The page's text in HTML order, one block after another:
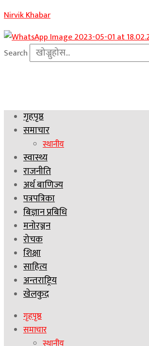
Nirvik Khabar
Search
गृहपृष्ठ
समाचार
स्थानीय
स्वास्थ्य
राजनीति
अर्थ बाणिज्य
पत्रपत्रिका
बिज्ञान प्रबिधि
मनोरञ्जन
रोचक
शिक्षा
साहित्य
अन्तराष्ट्रिय
खेलकुद
गृहपृष्ठ
समाचार